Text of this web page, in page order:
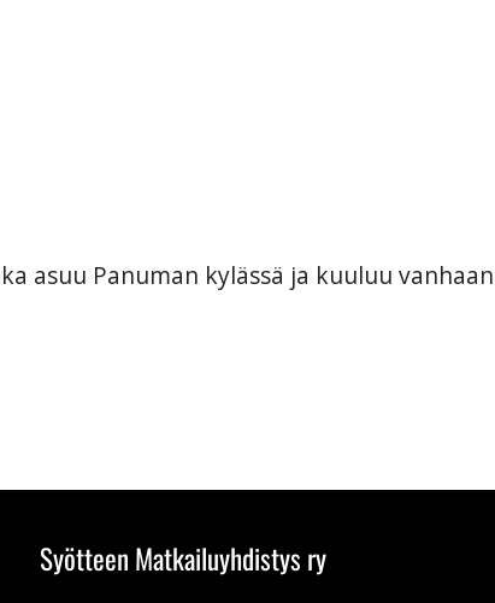
asuu Panuman kylässä ja kuuluu vanhaan
Syötteen Matkailuyhdistys ry